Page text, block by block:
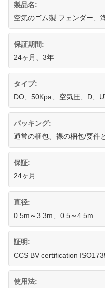
製品名:
空気のゴム製 フェンダー、
保証期間:
24ヶ月、3年
タイプ:
DO、50Kpa、空気圧、D、
パッキング:
通常の梱包、裸の梱包/要件
保証:
24ヶ月
直径:
0.5m～3.3m、0.5～4.5m
証明:
CCS BV certification
使用法: